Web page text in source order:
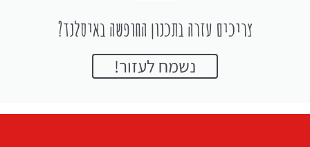
צריכים עזרה בתכנון החופשה באיסלנד?
נשמח לעזור!